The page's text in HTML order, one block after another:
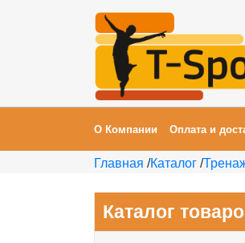
О Компании Оплата и
Главная /Каталог /
Каталог